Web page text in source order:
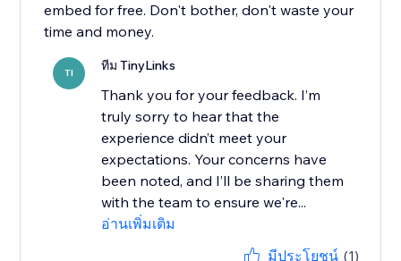
embed for free. Don't bother, don't waste your
time and money.
TI ทีม TinyLinks
Thank you for your feedback. I’m
truly sorry to hear that the
experience didn’t meet your
expectations. Your concerns have
been noted, and I’ll be sharing them
with the team to ensure we're...
อ่านเพิ่มเติม
มีประโยชน์ (1)